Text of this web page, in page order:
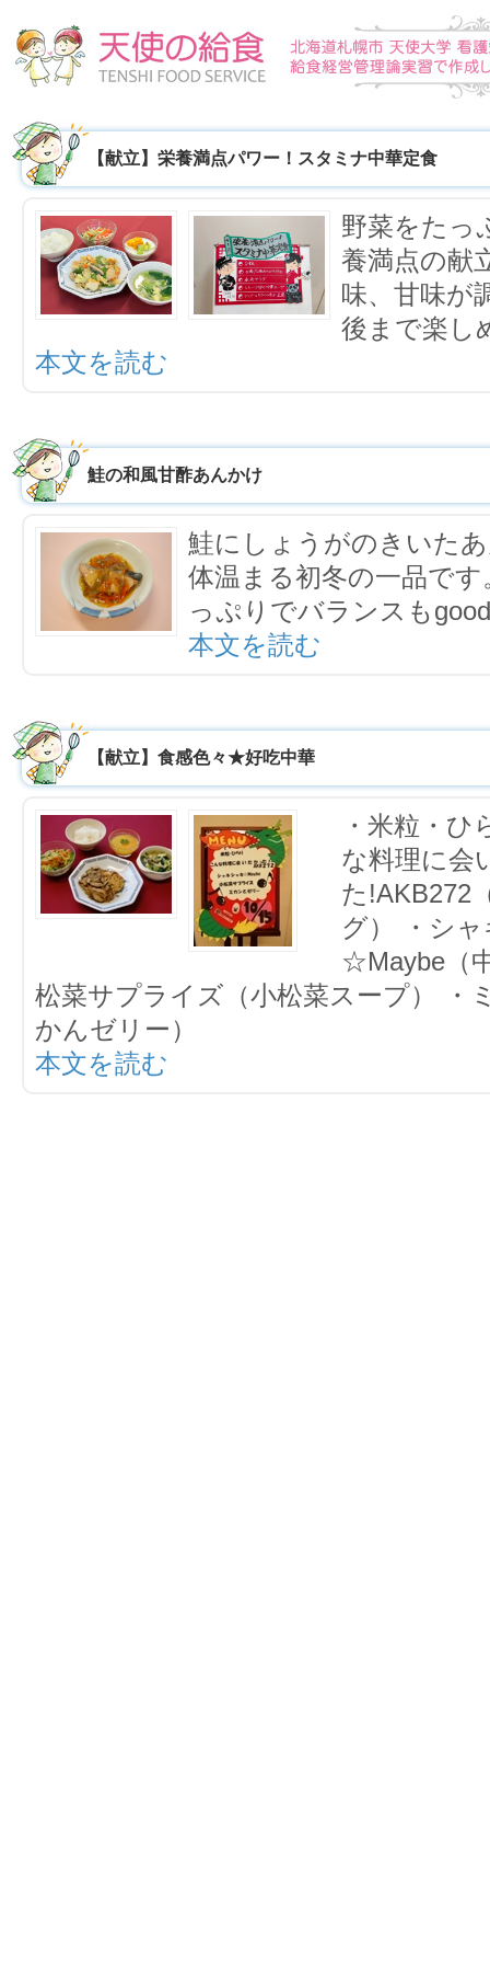
【献立】栄養満点パワー！スタミナ中華定食
野菜をたっ
養満点の献
味、甘味が
後まで楽し
本文を読む
鮭の和風甘酢あんかけ
鮭にしょうがのきいた
体温まる初冬の一品で
っぷりでバランスも
本文を読む
【献立】食感色々★好吃中華
・米粒・ひ
な料理に会
た!AKB272
グ） ・シ
☆Maybe（
松菜サプライズ（小松菜スープ） ・
かんゼリー）
本文を読む